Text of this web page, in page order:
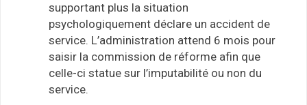
supportant plus la situation
psychologiquement déclare un accident de
service. L’administration attend 6 mois pour
saisir la commission de réforme afin que
celle-ci statue sur l’imputabilité ou non du
service.